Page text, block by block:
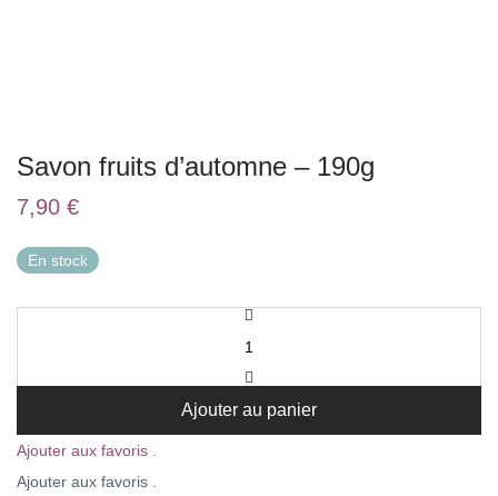
Savon fruits d’automne – 190g
7,90 €
En stock
Ajouter au panier
Ajouter aux favoris .
Ajouter aux favoris .